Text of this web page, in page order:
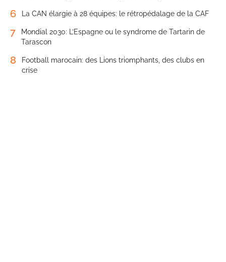
6 La CAN élargie à 28 équipes: le rétropédalage de la CAF
7
Mondial 2030: L’Espagne ou le syndrome de Tartarin de
Tarascon
8
Football marocain: des Lions triomphants, des clubs en
crise